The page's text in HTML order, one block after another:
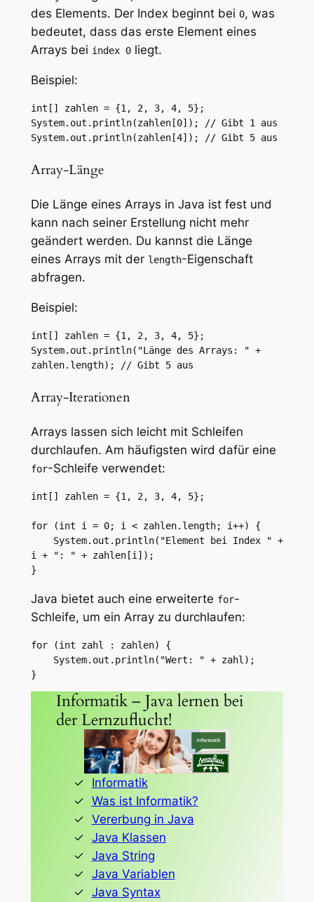
des Elements. Der Index beginnt bei 0, was
bedeutet, dass das erste Element eines
Arrays bei index 0liegt.
Beispiel:
int[] zahlen = {1, 2, 3, 4, 5};
System.out.println(zahlen[0]); // Gibt 1 aus
System.out.println(zahlen[4]); // Gibt 5 aus
Array-Länge
Die Länge eines Arrays in Java ist fest und
kann nach seiner Erstellung nicht mehr
geändert werden. Du kannst die Länge
eines Arrays mit der length-Eigenschaft
abfragen.
Beispiel:
int[] zahlen = {1, 2, 3, 4, 5};
System.out.println("Länge des Arrays: " +
zahlen.length); // Gibt 5 aus
Array-Iterationen
Arrays lassen sich leicht mit Schleifen
durchlaufen. Am häufigsten wird dafür eine
for-Schleife verwendet:
int[] zahlen = {1, 2, 3, 4, 5};
for (int i = 0; i < zahlen.length; i++) {
i + ": " + zahlen[i]);
}
Java bietet auch eine erweiterte for-
Schleife, um ein Array zu durchlaufen:
for (int zahl : zahlen) {
}
Informatik – Java lernen bei
der Lernzuflucht!
Informatik
Was ist Informatik?
Vererbung in Java
Java Klassen
Java String
Java Variablen
Java Syntax